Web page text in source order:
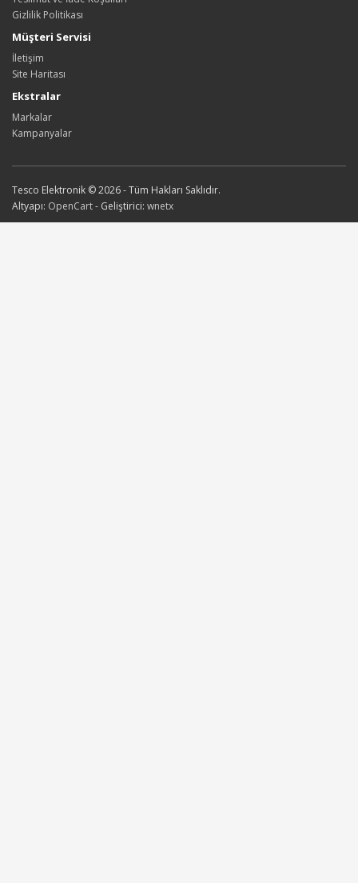
Gizlilik Politikası
Müşteri Servisi
İletişim
Site Haritası
Ekstralar
Markalar
Kampanyalar
Tesco Elektronik © 2026 - Tüm Hakları Saklıdır.
Altyapı: OpenCart- Geliştirici: wnetx